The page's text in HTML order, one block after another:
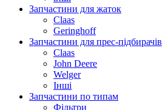
Запчастини для жаток
Claas
Geringhoff
Запчастини для прес-підбирачів
Claas
John Deere
Welger
Інші
Запчастини по типам
Фільтри